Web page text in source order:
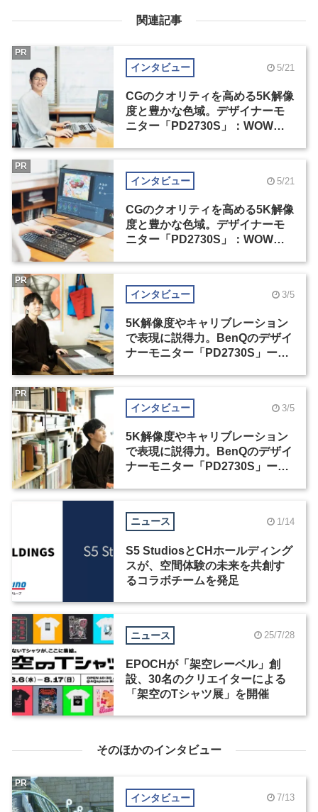
関連記事
インタビュー 5/21
CGのクオリティを高める5K解像
度と豊かな色域。デザイナーモ
ニター「PD2730S」：WOW塚
PR
インタビュー 5/21
CGのクオリティを高める5K解像
度と豊かな色域。デザイナーモ
ニター「PD2730S」：WOW塚
PR
インタビュー 3/5
5K解像度やキャリブレーション
で表現に説得力。BenQのデザイ
ナーモニター「PD2730S」ー松
PR
インタビュー 3/5
5K解像度やキャリブレーション
で表現に説得力。BenQのデザイ
ナーモニター「PD2730S」ー松
PR
ニュース 1/14
S5 StudiosとCHホールディング
スが、空間体験の未来を共創す
るコラボチームを発足
ニュース 25/7/28
EPOCHが「架空レーベル」創
設、30名のクリエイターによる
「架空のTシャツ展」を開催
そのほかのインタビュー
インタビュー 7/13
PR